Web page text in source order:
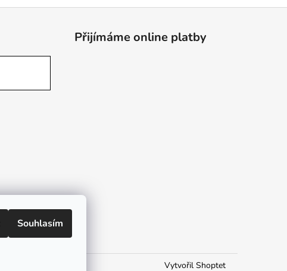
Souhlasím
Přijímáme online platby
Vytvořil Shoptet